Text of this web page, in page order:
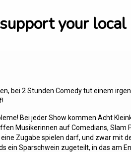
your
bei 2 Stunden Comedy tut einem
Bei jeder Show kommen Acht
Musikerinnen auf Comedians,
Zugabe spielen darf, und zwar mit
Sparschwein zugeteilt, in das am